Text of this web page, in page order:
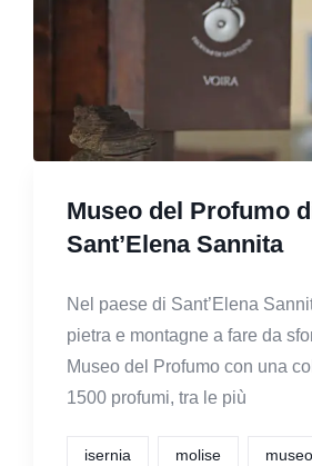
Museo del Profumo
Sant’Elena Sannita
Nel paese di Sant’Elena
pietra e montagne a fare da
Museo del Profumo con una
1500 profumi, tra le più
isernia molise